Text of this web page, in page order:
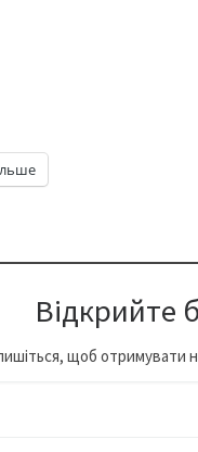
Відкрийте
щоб отримувати